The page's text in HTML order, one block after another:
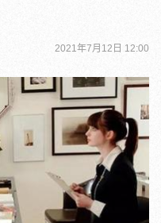
2021年7月12日 12:00